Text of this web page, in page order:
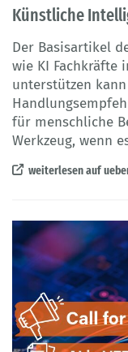
Künstliche
Der Basisartikel
wie KI Fachkräfte
unterstützen
für menschliche
Werkzeug, wenn
weiterlesen auf